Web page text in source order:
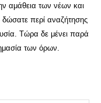
αμάθεια των νέων και
περί αναζήτησης
Τώρα δε μένει παρά
των όρων.